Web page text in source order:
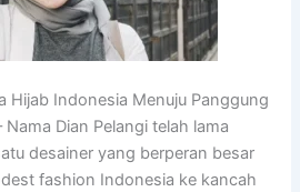
Hijab Indonesia Menuju Panggung
Dian Pelangi telah lama
desainer yang berperan besar
fashion Indonesia ke kancah